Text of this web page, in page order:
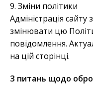
9. Зміни політики
Адміністрація
змінювати цю
повідомлення.
на цій сторінці.
З питань щодо